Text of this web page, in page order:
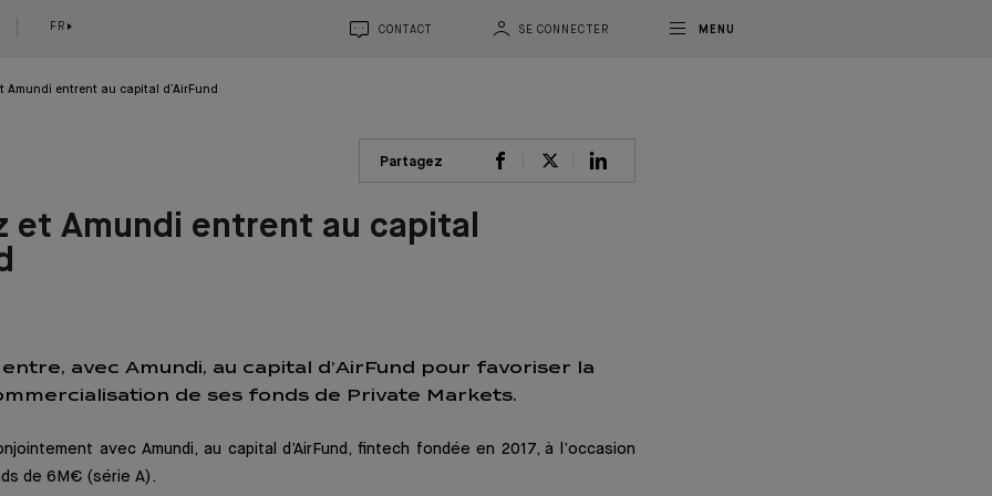
FR CONTACT SE CONNECTER MENU
Amundi entrent au capital d’AirFund
Partagez
et Amundi entrent au capital
avec Amundi, au capital d’AirFund pour favoriser la
de ses fonds de Private Markets.
avec Amundi, au capital d’AirFund, fintech fondée en 2017, à l’occasion
de 6M€ (série A).